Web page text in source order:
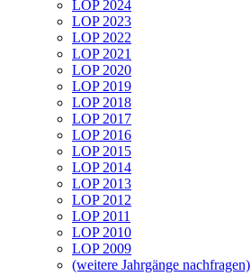
LOP 2024
LOP 2023
LOP 2022
LOP 2021
LOP 2020
LOP 2019
LOP 2018
LOP 2017
LOP 2016
LOP 2015
LOP 2014
LOP 2013
LOP 2012
LOP 2011
LOP 2010
LOP 2009
(weitere Jahrgänge nachfragen)